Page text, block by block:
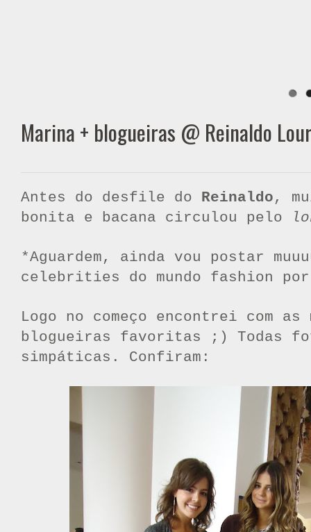
Marina + blogueiras @ Reinaldo
Antes do desfile do Reinaldo,
bonita e bacana circulou pelo
*Aguardem, ainda vou postar
celebrities do mundo fashion
Logo no começo encontrei com as
blogueiras favoritas ;) Todas
simpáticas. Confiram: